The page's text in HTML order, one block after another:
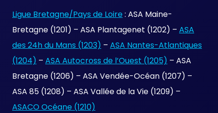
Ligue Bretagne/Pays de Loire : ASA Maine-
Bretagne (1201) – ASA Plantagenet (1202) – ASA
des 24h du Mans (1203) – ASA Nantes-Atlantiques
(1204) – ASA Autocross de l’Ouest (1205) – ASA
Bretagne (1206) – ASA Vendée-Océan (1207) –
ASA 85 (1208) – ASA Vallée de la Vie (1209) –
ASACO Océane (1210)